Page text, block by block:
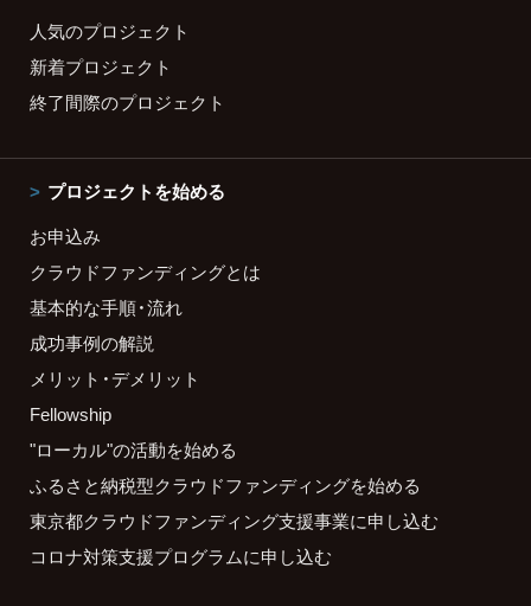
人気のプロジェクト
新着プロジェクト
終了間際のプロジェクト
プロジェクトを始める
お申込み
クラウドファンディングとは
基本的な手順・流れ
成功事例の解説
メリット・デメリット
Fellowship
"ローカル"の活動を始める
ふるさと納税型クラウドファンディングを始める
東京都クラウドファンディング支援事業に申し込む
コロナ対策支援プログラムに申し込む